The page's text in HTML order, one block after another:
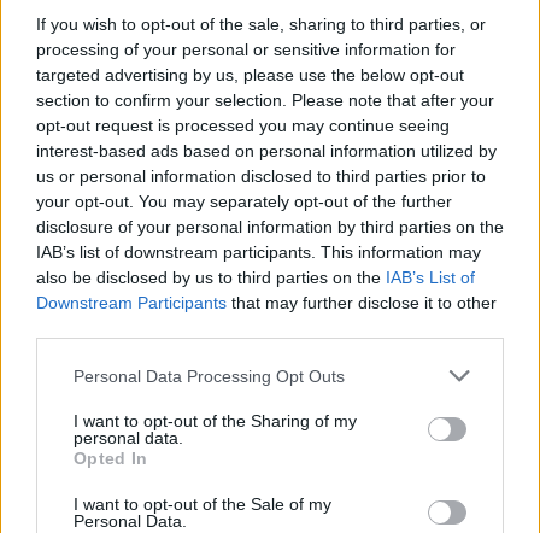
If you wish to opt-out of the sale, sharing to third parties, or
processing of your personal or sensitive information for
targeted advertising by us, please use the below opt-out
section to confirm your selection. Please note that after your
opt-out request is processed you may continue seeing
interest-based ads based on personal information utilized by
us or personal information disclosed to third parties prior to
your opt-out. You may separately opt-out of the further
disclosure of your personal information by third parties on the
IAB’s list of downstream participants. This information may
also be disclosed by us to third parties on the IAB’s List of
Downstream Participants that may further disclose it to other
Personal Data Processing Opt Outs
I want to opt-out of the Sharing of my
personal data.
Opted In
I want to opt-out of the Sale of my
Personal Data.
ΕΛ.ΑΣ. να φτάνουν στο σημείο και να ξεκινούν
έρευνες για τον εντοπισμό των δραστών.
Οι Αρχές εξετάζουν υλικό από κάμερες ασφαλείας
της περιοχής, καθώς και μαρτυρίες κατοίκων και
διερχόμενων οδηγών, σε μια προσπάθεια να
χαρτογραφήσουν τη διαδρομή διαφυγής των
δραστών και να ταυτοποιήσουν τα στοιχεία τους.
Το νέο περιστατικό εντείνει την ανησυχία των
επαγγελματιών οδηγών ταξί, οι οποίοι συχνά
εργάζονται μόνοι και εκτεθειμένοι, ιδιαίτερα κατά
μεροκάματο και δεν ξέρεις αν θα γυρίσεις σπίτι»,
λένε χαρακτηριστικά συνάδελφοι του θύματος.